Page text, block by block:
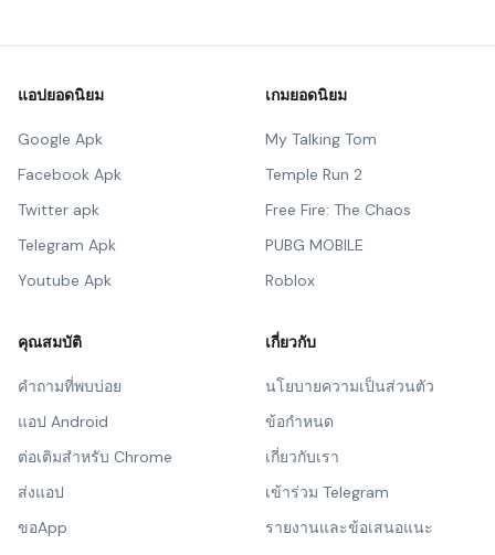
แอปยอดนิยม
Google Apk
Facebook Apk
Twitter apk
Telegram Apk
Youtube Apk
เกมยอดนิยม
My Talking Tom
Temple Run 2
Free Fire: The Chaos
PUBG MOBILE
Roblox
คุณสมบัติ
คำถามที่พบบ่อย
แอป Android
ต่อเติมสำหรับ Chrome
ส่งแอป
ขอApp
เกี่ยวกับ
นโยบายความเป็นส่วนตัว
ข้อกำหนด
เกี่ยวกับเรา
เข้าร่วม Telegram
รายงานและข้อเสนอแนะ